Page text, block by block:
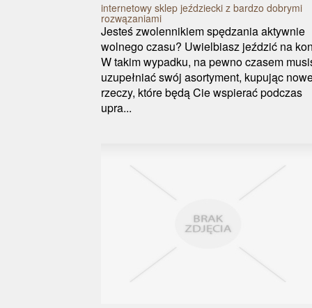
internetowy sklep jeździecki z bardzo dobrymi
rozwązaniami
Jesteś zwolennikiem spędzania aktywnie
wolnego czasu? Uwielbiasz jeździć na
W takim wypadku, na pewno czasem
uzupełniać swój asortyment, kupując
rzeczy, które będą Cie wspierać podczas
upra...